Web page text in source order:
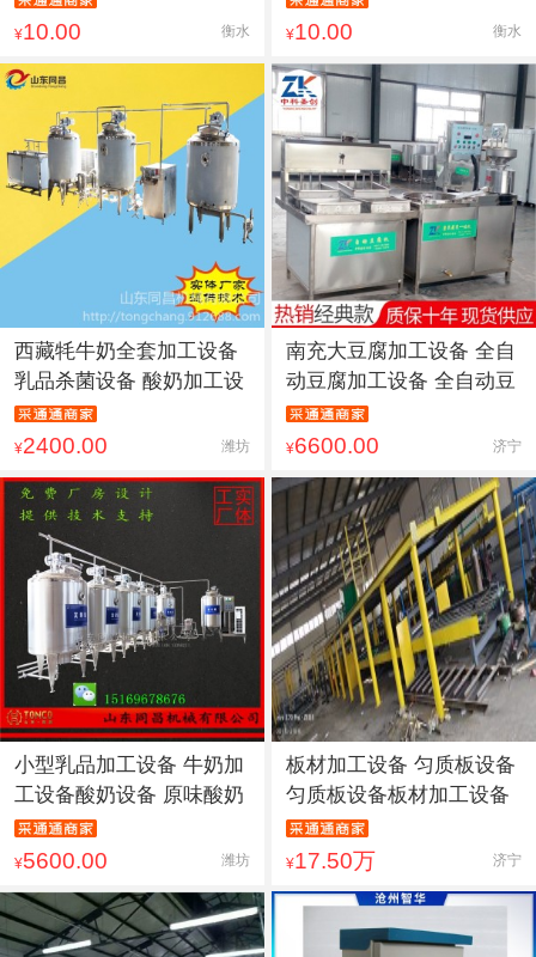
¥10.00 衡水 ¥10.00 衡水
西藏牦牛奶全套加工设备
乳品杀菌设备 酸奶加工设
¥2400.00 潍坊
南充大豆腐加工设备 全自
动豆腐加工设备 全自动豆
¥6600.00 济宁
小型乳品加工设备 牛奶加
工设备酸奶设备 原味酸奶
¥5600.00 潍坊
板材加工设备 匀质板设备
匀质板设备板材加工设备
¥17.50万 济宁